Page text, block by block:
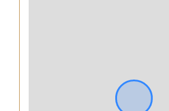
votre disposition 7 jours
vous accompagner dans